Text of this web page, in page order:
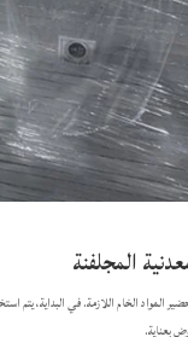
المجلفنة
المواد الخام اللازمة. في البداية،
بعناية.